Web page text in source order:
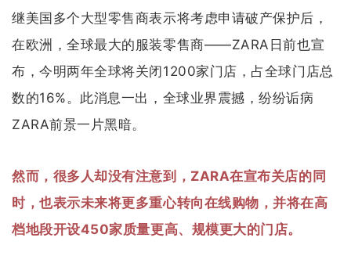
继美国多个大型零售商表示将考虑申请破产保护后，
在欧洲，全球最大的服装零售商——ZARA日前也宣
布，今明两年全球将关闭1200家门店，占全球门店总
数的16%。此消息一出，全球业界震撼，纷纷诟病
ZARA前景一片黑暗。
然而，很多人却没有注意到，ZARA在宣布关店的同
时，也表示未来将更多重心转向在线购物，并将在高
档地段开设450家质量更高、规模更大的门店。